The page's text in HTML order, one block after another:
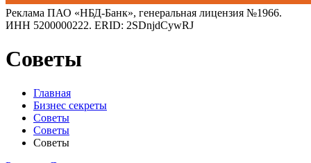
Реклама ПАО «НБД-Банк», генеральная лицензия №1966.
ИНН 5200000222. ERID: 2SDnjdCywRJ
Советы
Главная
Бизнес секреты
Советы
Советы
Советы